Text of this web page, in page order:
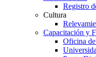
Registro
Cultura
Capacitación y
Oficina